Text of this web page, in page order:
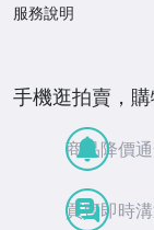
服務說明
手機逛拍賣，
商品降價
買賣即時